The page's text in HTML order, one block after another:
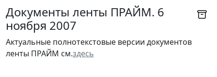
Документы ленты ПРАЙМ. 6
ноября 2007
Актуальные полнотекстовые версии документов
ленты ПРАЙМ см.здесь